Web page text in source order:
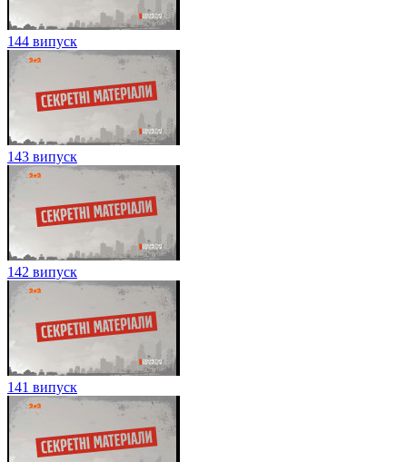
144 випуск
143 випуск
142 випуск
141 випуск